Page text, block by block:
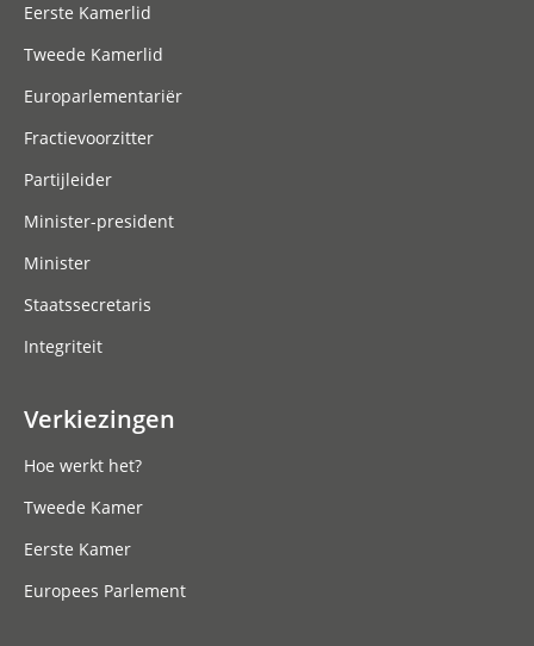
Eerste Kamerlid
Tweede Kamerlid
Europarlementariër
Fractievoorzitter
Partijleider
Minister-president
Minister
Staatssecretaris
Integriteit
Verkiezingen
Hoe werkt het?
Tweede Kamer
Eerste Kamer
Europees Parlement